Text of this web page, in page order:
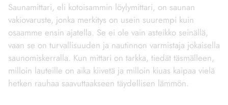
Saunamittari, eli kotoisammin löylymittari, on saunan
vakiovaruste, jonka merkitys on usein suurempi kuin
osaamme ensin ajatella. Se ei ole vain asteikko seinällä,
vaan se on turvallisuuden ja nautinnon varmistaja jokaisella
saunomiskerralla. Kun mittari on tarkka, tiedät täsmälleen,
milloin lauteille on aika kiivetä ja milloin kiuas kaipaa vielä
hetken rauhaa saavuttaakseen täydellisen lämmön.